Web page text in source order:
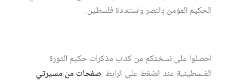
الحكيم المؤمن بالنصر واستعادة فلسطين.
احصلوا على نسختكم من كتاب مذكرات حكيم الثورة
الفلسطينية عند الضغط على الرابط صفحات من مسيرتي